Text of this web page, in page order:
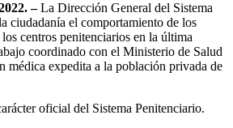
–La Dirección General del Sistema
ciudadanía el comportamiento de los
centros penitenciarios en la última
coordinado con el Ministerio de Salud
médica expedita a la población privada de
oficial del Sistema Penitenciario.